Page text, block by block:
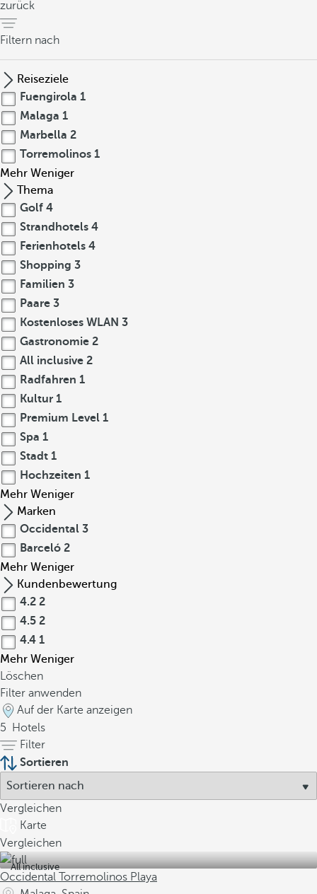
zurück
Filtern nach
Reiseziele
Fuengirola 1
Malaga 1
Marbella 2
Torremolinos 1
Mehr Weniger
Thema
Golf 4
Strandhotels 4
Ferienhotels 4
Shopping 3
Familien 3
Paare 3
Kostenloses WLAN 3
Gastronomie 2
All inclusive 2
Radfahren 1
Kultur 1
Premium Level 1
Spa 1
Stadt 1
Hochzeiten 1
Mehr Weniger
Marken
Occidental 3
Barceló 2
Mehr Weniger
Kundenbewertung
4.2 2
4.5 2
4.4 1
Mehr Weniger
Löschen
Filter anwenden
Auf der Karte anzeigen
5
Hotels
Filter
Sortieren
Vergleichen
Karte
Vergleichen
All inclusive
Occidental Torremolinos Playa
o
n
m
i
t
a
n
d
a
l
u
s
s
c
h
e
n
E
i
n
l
ü
s
s
e
n
u
n
d
i
e
t
e
t
e
i
i
g
r
t
i
g
G
e
s
c